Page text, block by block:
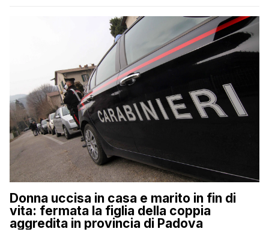
Donna uccisa in casa e marito in fin di
vita: fermata la figlia della coppia
aggredita in provincia di Padova